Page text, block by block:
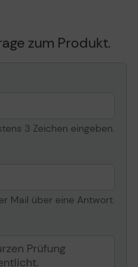
zum Produkt.
3 Zeichen eingeben.
Mail über eine Antwort.